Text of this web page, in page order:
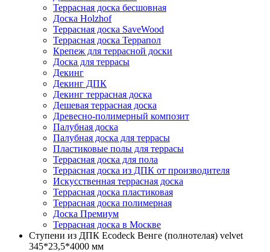
Террасная доска бесшовная
Доска Holzhof
Террасная доска SaveWood
Террасная доска Террапол
Крепеж для террасной доски
Доска для террасы
Декинг
Декинг ДПК
Декинг террасная доска
Дешевая террасная доска
Древесно-полимерный композит
Палубная доска
Палубная доска для террасы
Пластиковые полы для террасы
Террасная доска для пола
Террасная доска из ДПК от производителя
Искусственная террасная доска
Террасная доска пластиковая
Террасная доска полимерная
Доска Премиум
Террасная доска в Москве
Ступени из ДПК Ecodeck Венге (полнотелая) velvet
345*23,5*4000 мм